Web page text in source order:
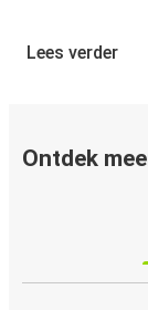
Suhopoljska
een paar
Suhopoljska
creditcard,
contant
Lees verder
Ontdek